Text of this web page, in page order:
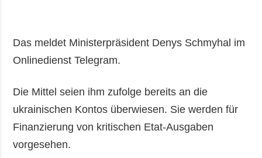
Das meldet Ministerpräsident Denys Schmyhal im
Onlinedienst Telegram.
Die Mittel seien ihm zufolge bereits an die
ukrainischen Kontos überwiesen. Sie werden für
Finanzierung von kritischen Etat-Ausgaben
vorgesehen.